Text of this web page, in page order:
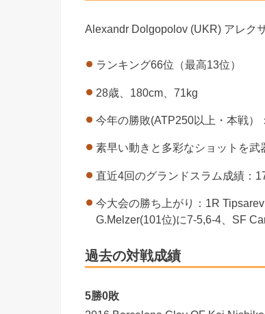
Alexandr Dolgopolov (UKR) アレク
ランキング66位（最高13位）
28歳、180cm、71kg
今年の勝敗(ATP250以上・本戦）
素早い動きと多彩なショットを武
直近4回のグランドスラム成績：
今大会の勝ち上がり：1R
G.Melzer(101位)に7-5,6-4、SF
過去の対戦成績
5勝0敗